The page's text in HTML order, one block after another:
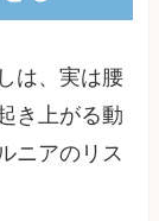
は、実は腰
き上がる動
ニアのリス